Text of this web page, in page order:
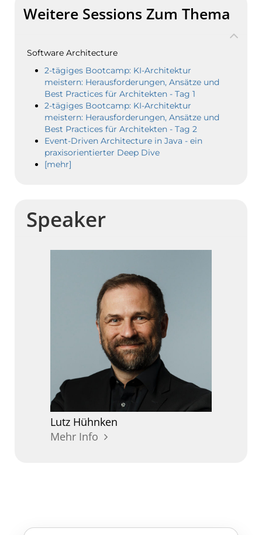
Speaker
Lutz Hühnken
Mehr Info
Weitere Sessions Zum Thema
Software Architecture
2-tägiges Bootcamp: KI-Architektur
meistern: Herausforderungen, Ansätze und
Best Practices für Architekten - Tag 1
2-tägiges Bootcamp: KI-Architektur
meistern: Herausforderungen, Ansätze und
Best Practices für Architekten - Tag 2
Event-Driven Architecture in Java - ein
praxisorientierter Deep Dive
[mehr]